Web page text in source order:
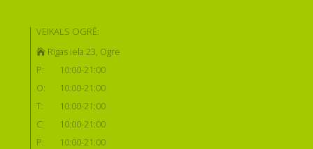
VEIKALS OGRĒ:
Rīgas iela 23, Ogre
P:
10:00-21:00
O:
10:00-21:00
T:
10:00-21:00
C:
10:00-21:00
P:
10:00-21:00